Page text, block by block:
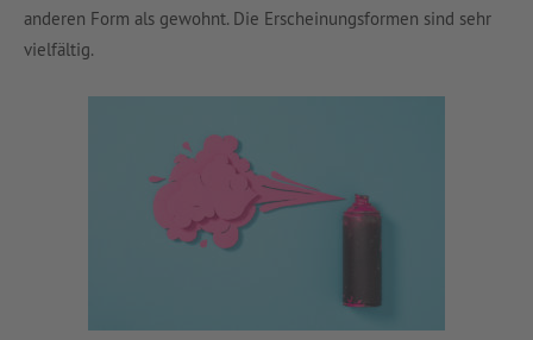
anderen Form als gewohnt. Die Erscheinungsformen sind sehr
vielfältig.